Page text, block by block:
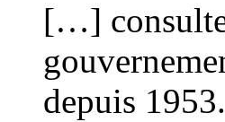
[…]
depuis